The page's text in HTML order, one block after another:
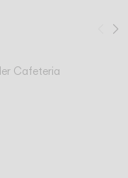
Cafeteria